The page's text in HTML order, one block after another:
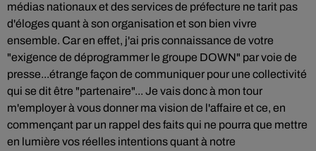
médias nationaux et des services de préfecture ne tarit pas
d'éloges quant à son organisation et son bien vivre
ensemble. Car en effet, j'ai pris connaissance de votre
"exigence de déprogrammer le groupe DOWN" par voie de
presse...étrange façon de communiquer pour une collectivité
qui se dit être "partenaire"... Je vais donc à mon tour
m'employer à vous donner ma vision de l'affaire et ce, en
commençant par un rappel des faits qui ne pourra que mettre
en lumière vos réelles intentions quant à notre